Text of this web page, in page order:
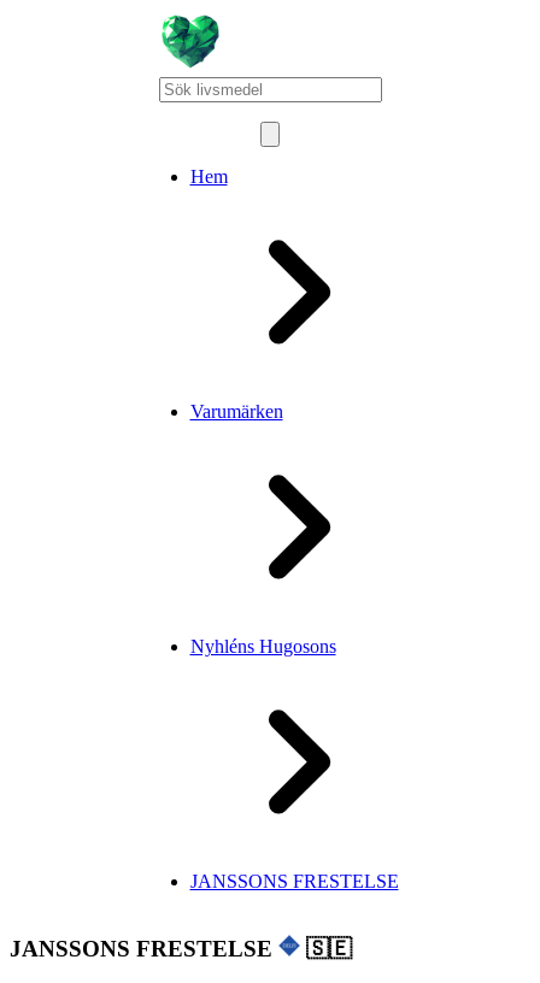
Hem
Varumärken
Nyhléns Hugosons
JANSSONS FRESTELSE
JANSSONS FRESTELSE 🇸🇪